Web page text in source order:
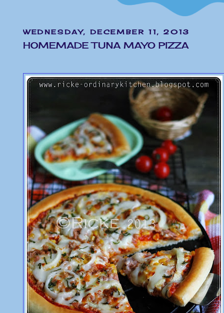
WEDNESDAY, DECEMBER 11, 2013
HOMEMADE TUNA MAYO PIZZA